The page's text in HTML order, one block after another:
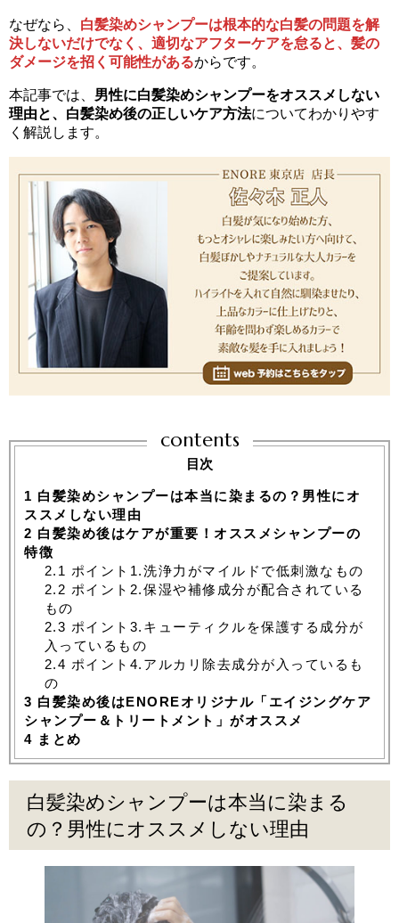
なぜなら、 白髪染めシャンプーは根本的な白髪の問題を解
決しないだけでなく、適切なアフターケアを怠ると、髪の
ダメージを招く可能性があるからです。
本記事では、 男性に白髪染めシャンプーをオススメしない
理由と、白髪染め後の正しいケア方法についてわかりやす
く解説します。
contents
目次
1 白髪染めシャンプーは本当に染まるの？男性にオ
ススメしない理由
2 白髪染め後はケアが重要！オススメシャンプーの
特徴
2.1 ポイント1.洗浄力がマイルドで低刺激なもの
2.2 ポイント2.保湿や補修成分が配合されている
もの
2.3 ポイント3.キューティクルを保護する成分が
入っているもの
2.4 ポイント4.アルカリ除去成分が入っているも
の
3 白髪染め後はENOREオリジナル「エイジングケア
シャンプー＆トリートメント」がオススメ
4 まとめ
白髪染めシャンプーは本当に染まる
の？男性にオススメしない理由